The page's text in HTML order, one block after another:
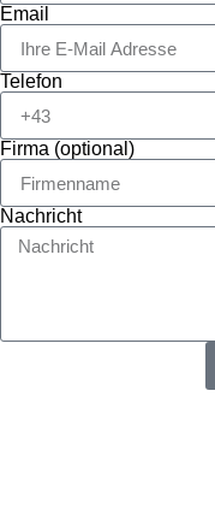
Email
Telefon
Firma (optional)
Nachricht